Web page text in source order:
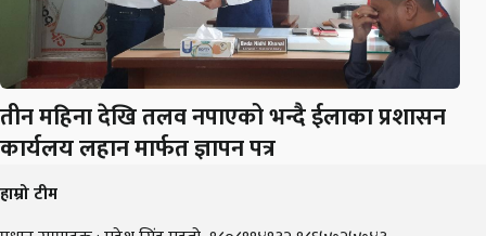
तीन महिना देखि तलव नपाएको भन्दै ईलाका प्रशासन
कार्यलय लहान मार्फत ज्ञापन पत्र
हाम्रो टीम